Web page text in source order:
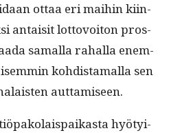
ottaa eri mai­hin kiin­
antaisit lot­tovoiton pros­
samal­la rahal­la enem­
kohdis­ta­mal­la sen
auttamiseen.
hyö­ty­i­